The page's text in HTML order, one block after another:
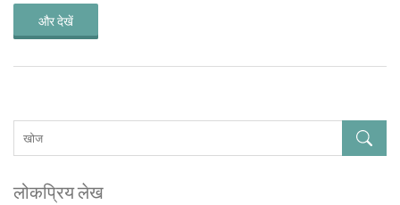
और देखें
लोकप्रिय लेख